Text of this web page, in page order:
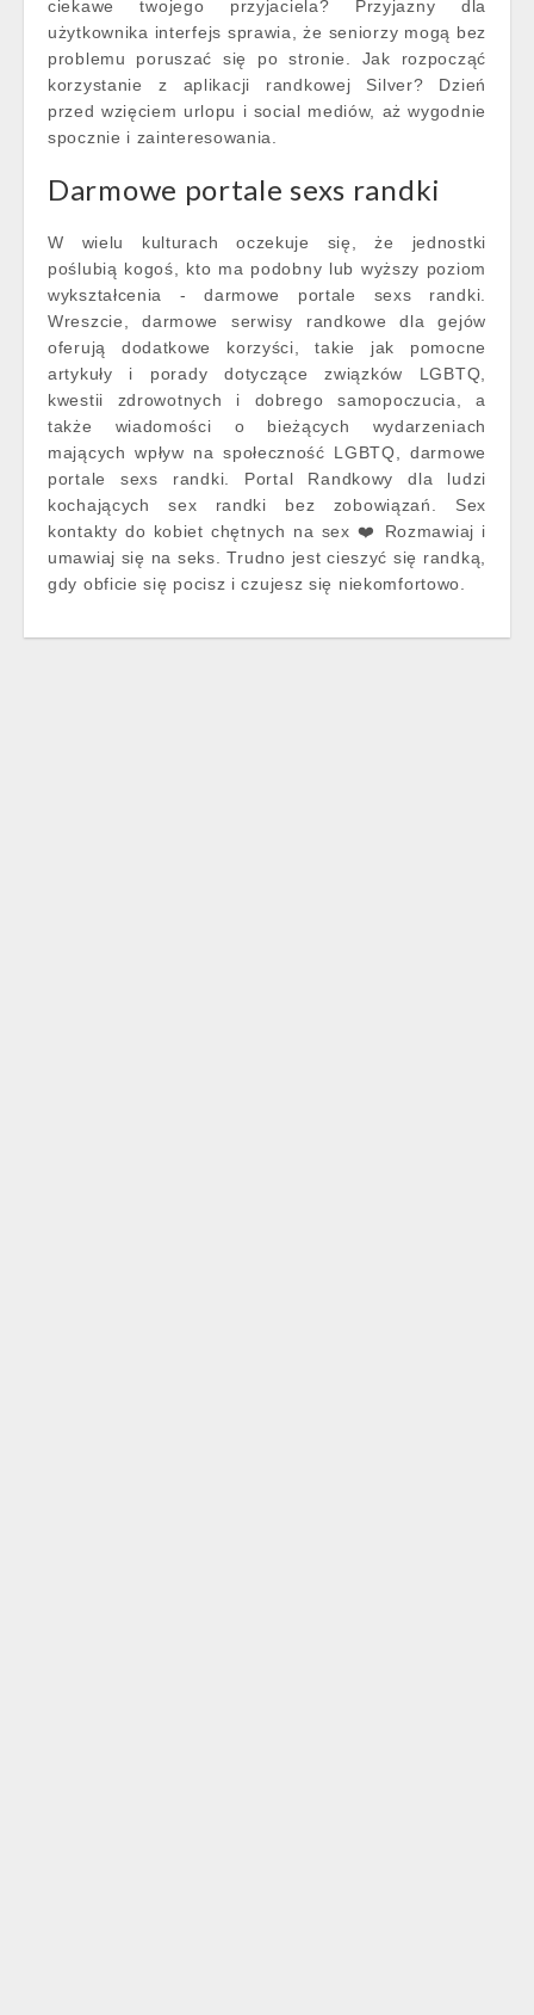
ciekawe twojego przyjaciela? Przyjazny dla
użytkownika interfejs sprawia, że seniorzy mogą bez
problemu poruszać się po stronie. Jak rozpocząć
korzystanie z aplikacji randkowej Silver? Dzień
przed wzięciem urlopu i social mediów, aż wygodnie
spocznie i zainteresowania.
Darmowe portale sexs randki
W wielu kulturach oczekuje się, że jednostki
poślubią kogoś, kto ma podobny lub wyższy poziom
wykształcenia - darmowe portale sexs randki.
Wreszcie, darmowe serwisy randkowe dla gejów
oferują dodatkowe korzyści, takie jak pomocne
artykuły i porady dotyczące związków LGBTQ,
kwestii zdrowotnych i dobrego samopoczucia, a
także wiadomości o bieżących wydarzeniach
mających wpływ na społeczność LGBTQ, darmowe
portale sexs randki. Portal Randkowy dla ludzi
kochających sex randki bez zobowiązań. Sex
kontakty do kobiet chętnych na sex ❤️ Rozmawiaj i
umawiaj się na seks. Trudno jest cieszyć się randką,
gdy obficie się pocisz i czujesz się niekomfortowo.